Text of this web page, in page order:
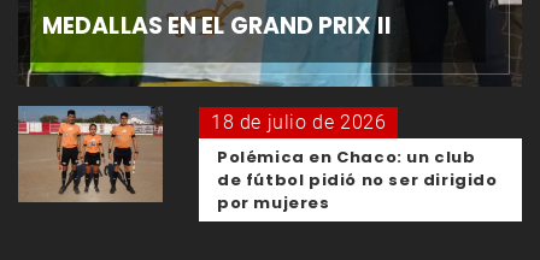
MEDALLAS EN EL GRAND PRIX II
18 de julio de 2026
Polémica en Chaco: un club
de fútbol pidió no ser dirigido
por mujeres